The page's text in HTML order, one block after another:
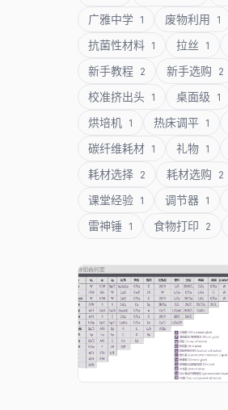
广雅中学 1 废物利用 1
抗菌性材料 1 拉丝 1
新手教程 2 新手选购 2
校准挤出头 1 桌面级 1
烘培机 1 热床调平 1
碳纤维耗材 1 礼物 1
耗材选择 2 耗材选购 2
课堂经验 1 调节器 1
雷神锤 1 食物打印 2